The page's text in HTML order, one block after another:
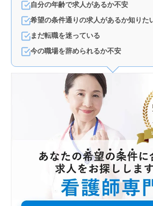
自分の年齢で求人があるか不安
希望の条件通りの求人があるか知りた
まだ転職を迷っている
今の職場を辞められるか不安